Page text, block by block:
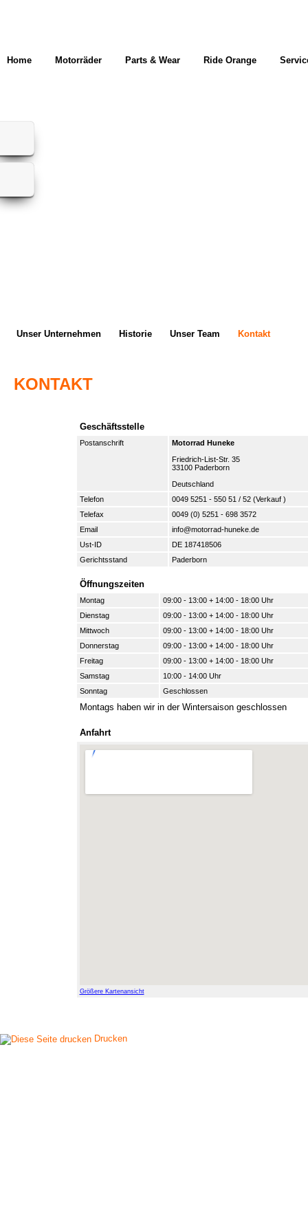
Home Motorräder Parts & Wear Ride Orange
Unser Unternehmen Historie Unser Team Kontakt
KONTAKT
Geschäftsstelle
Postanschrift
Motorrad Huneke
Friedrich-List-Str. 35
33100 Paderborn
Deutschland
Telefon
0049 5251 - 550 51 / 52 (Verkauf )
Telefax
0049 (0) 5251 - 698 3572
Email
info@motorrad-huneke.de
Ust-ID
DE 187418506
Gerichtsstand
Paderborn
Öffnungszeiten
Montag
09:00 - 13:00 + 14:00 - 18:00 Uhr
Dienstag
09:00 - 13:00 + 14:00 - 18:00 Uhr
Mittwoch
09:00 - 13:00 + 14:00 - 18:00 Uhr
Donnerstag
09:00 - 13:00 + 14:00 - 18:00 Uhr
Freitag
09:00 - 13:00 + 14:00 - 18:00 Uhr
Samstag
10:00 - 14:00 Uhr
Sonntag
Geschlossen
Montags haben wir in der Wintersaison geschlossen
Anfahrt
Größere Kartenansicht
Drucken